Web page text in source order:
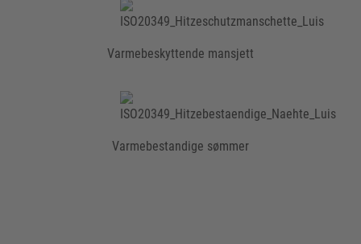
Varmebeskyttende mansjett
Varmebestandige sømmer